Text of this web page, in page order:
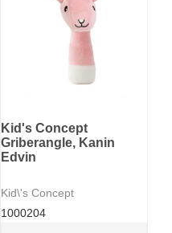
Kid's Concept
Griberangle, Kanin
Edvin
Kid\'s Concept
1000204